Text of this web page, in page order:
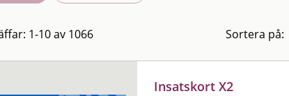
1-10 av 1066 Sortera på:
Insatskort X2